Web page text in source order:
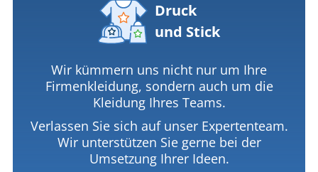
Druck
und Stick
Wir kümmern uns nicht nur um Ihre
Firmenkleidung, sondern auch um die
Kleidung Ihres Teams.
Verlassen Sie sich auf unser Expertenteam.
Wir unterstützen Sie gerne bei der
Umsetzung Ihrer Ideen.